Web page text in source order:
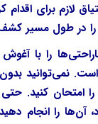
لازم برای
را در طول مسیر
را با آغوش
نمی‌توانید
امتحان کنید. حتی
آن‌ها را انجام